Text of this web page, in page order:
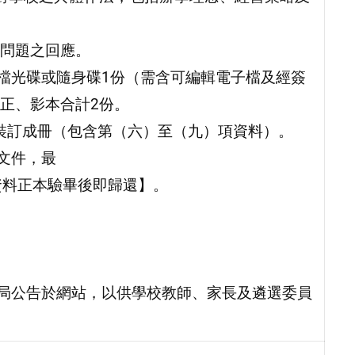
題之回應。
光碟或隨身碟1份（需含可編輯電子檔及經簽
、影本合計2份。
成冊（包含第（六）至（九）項資料）。
件，最
正本驗畢後即歸還】。
告於網站，以供學校教師、家長及遴選委員